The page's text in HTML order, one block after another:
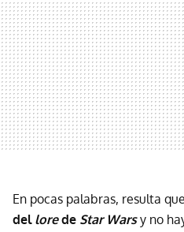
En pocas palabras, resulta que
del lorede Star Warsy no